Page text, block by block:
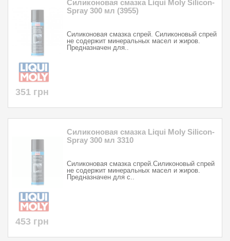
Силиконовая смазка Liqui Moly Silicon-
Spray 300 мл (3955)
Силиконовая смазка спрей. Силиконовый спрей
не содержит минеральных масел и жиров.
Предназначен для..
351 грн
Силиконовая смазка Liqui Moly Silicon-
Spray 300 мл 3310
Силиконовая смазка спрей.Силиконовый спрей
не содержит минеральных масел и жиров.
Предназначен для с..
453 грн